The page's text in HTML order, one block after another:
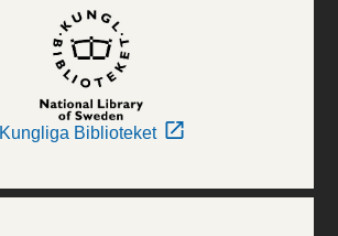
Kungliga Biblioteket